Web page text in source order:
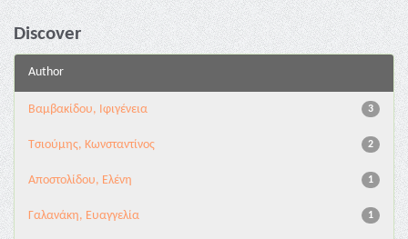
Discover
Author
3
Βαμβακίδου, Ιφιγένεια
2
Τσιούμης, Κωνσταντίνος
1
Αποστολίδου, Ελένη
1
Γαλανάκη, Ευαγγελία